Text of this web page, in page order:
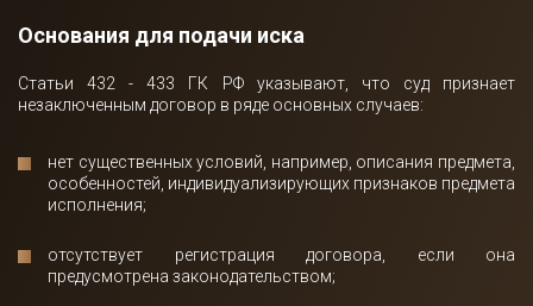
Основания для подачи иска
Статьи 432 - 433 ГК РФ указывают, что суд признает
незаключенным договор в ряде основных случаев:
нет существенных условий, например, описания предмета,
особенностей, индивидуализирующих признаков предмета
исполнения;
отсутствует регистрация договора, если она
предусмотрена законодательством;